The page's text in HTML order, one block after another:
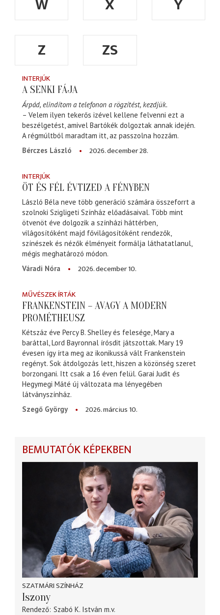
W X
Y
Z
ZS
INTERJÚK
A SENKI FÁJA
Árpád, elindítom a telefonon a rögzítést, kezdjük.
– Velem ilyen tekerős izével kellene felvenni ezt a
beszélgetést, amivel Bartókék dolgoztak annak idején.
A régmúltból maradtam itt, az passzolna hozzám.
Bérczes László
2026. december 28.
INTERJÚK
ÖT ÉS FÉL ÉVTIZED A FÉNYBEN
László Béla neve több generáció számára összeforrt a
szolnoki Szigligeti Színház előadásaival. Több mint
ötvenöt éve dolgozik a színházi háttérben,
világosítóként majd fővilágosítóként rendezők,
színészek és nézők élményeit formálja láthatatlanul,
mégis meghatározó módon.
Váradi Nóra
2026. december 10.
MŰVÉSZEK ÍRTÁK
FRANKENSTEIN – AVAGY A MODERN
PROMÉTHEUSZ
Kétszáz éve Percy B. Shelley és felesége, Mary a
baráttal, Lord Bayronnal írósdit játszottak. Mary 19
évesen így írta meg az ikonikussá vált Frankenstein
regényt. Sok átdolgozás lett, hiszen a közönség szeret
borzongani. Itt csak a 16 éven felül. Garai Judit és
Hegymegi Máté új változata ma lényegében
látványszínház.
Szegő György
2026. március 10.
BEMUTATÓK KÉPEKBEN
SZATMÁRI SZÍNHÁZ
Iszony
Rendező Szabó K. István m.v.